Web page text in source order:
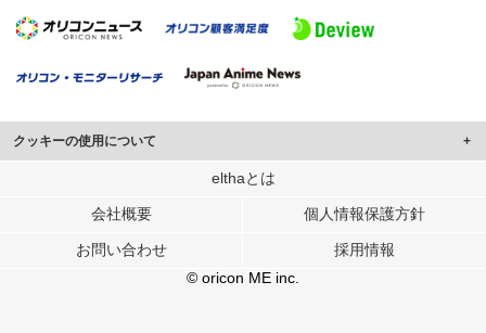
クッキーの使用について
このサイトでは Cookie を使用して、ユーザーに合わせたコンテンツや広告の
行っています。
メディアや広告配信、データ解析の各パートナーに提供しています。
各パートナーは、この情報とユーザーが各パートナーに提供した他の情報や、
ユーザーが各パートナーのサービスを使用したときに収集した他の情報を組み
elthaとは
会社概要 個人情報保護方針
お問い合わせ
採用情報
© oricon ME inc.